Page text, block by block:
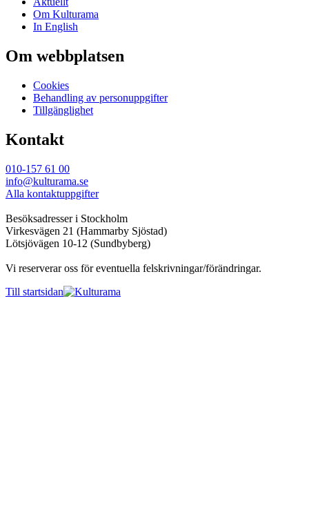
Om Kulturama
In English
Om webbplatsen
Cookies
Behandling av personuppgifter
Tillgänglighet
Kontakt
010-157 61 00
info@kulturama.se
Alla kontaktuppgifter
Besöksadresser i Stockholm
Virkesvägen 21 (Hammarby Sjöstad)
Lötsjövägen 10-12 (Sundbyberg)
Vi reserverar oss för eventuella felskrivningar/förändringar.
Till startsidan